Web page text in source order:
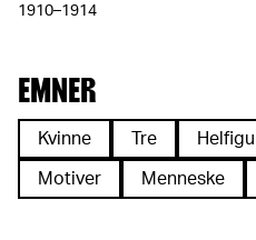
1910–1914
EMNER
Kvinne Tre
Motiver Menneske